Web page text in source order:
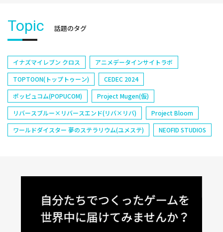
Topic 話題のタグ
イナズマイレブン クロス
アニメデータインサイトラボ
TOPTOON(トップトゥーン)
CEDEC 2024
ポッピュコム(POPUCOM)
Project Mugen(仮)
リバースブルー×リバースエンド(リバ×リバ)
Project Bloom
ワールドダイスター 夢のステラリウム(ユメステ)
NEOFID STUDIOS